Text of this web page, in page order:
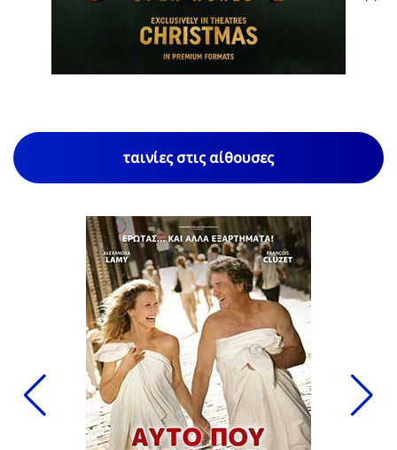
1/85
ταινίες στις αίθουσες